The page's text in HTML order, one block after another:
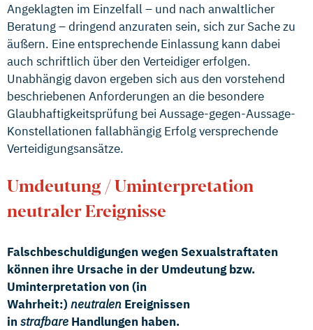
Angeklagten im Einzelfall – und nach anwaltlicher
Beratung – dringend anzuraten sein, sich zur Sache zu
äußern. Eine entsprechende Einlassung kann dabei
auch schriftlich über den Verteidiger erfolgen.
Unabhängig davon ergeben sich aus den vorstehend
beschriebenen Anforderungen an die besondere
Glaubhaftigkeitsprüfung bei Aussage-gegen-Aussage-
Konstellationen fallabhängig Erfolg versprechende
Verteidigungsansätze.
Umdeutung / Uminterpretation
neutraler Ereignisse
Falschbeschuldigungen wegen Sexualstraftaten
können ihre Ursache in der Umdeutung bzw.
Uminterpretation von (in
Wahrheit:) neutralen Ereignissen
in strafbare Handlungen haben.